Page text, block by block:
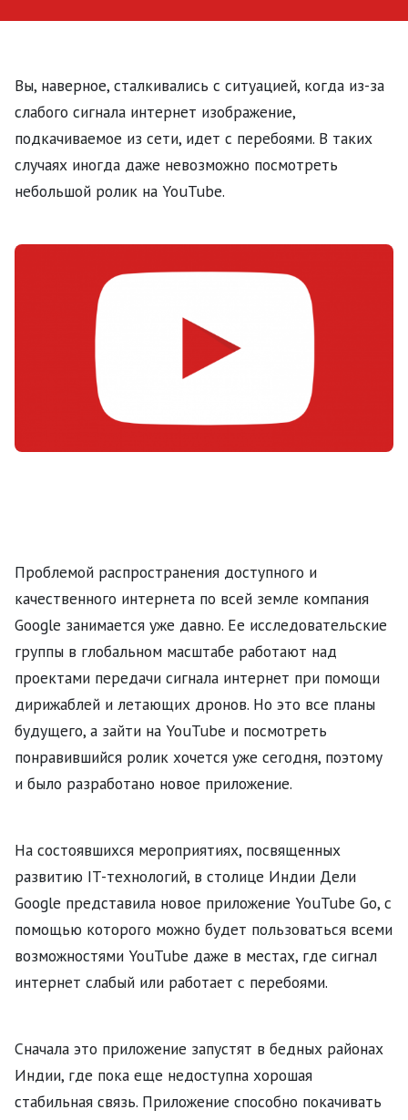
Вы, наверное, сталкивались с ситуацией, когда из-за
слабого сигнала интернет изображение,
подкачиваемое из сети, идет с перебоями. В таких
случаях иногда даже невозможно посмотреть
небольшой ролик на YouTube.
Проблемой распространения доступного и
качественного интернета по всей земле компания
Google занимается уже давно. Ее исследовательские
группы в глобальном масштабе работают над
проектами передачи сигнала интернет при помощи
дирижаблей и летающих дронов. Но это все планы
будущего, а зайти на YouTube и посмотреть
понравившийся ролик хочется уже сегодня, поэтому
и было разработано новое приложение.
На состоявшихся мероприятиях, посвященных
развитию IT-технологий, в столице Индии Дели
Google представила новое приложение YouTube Go, с
помощью которого можно будет пользоваться всеми
возможностями YouTube даже в местах, где сигнал
интернет слабый или работает с перебоями.
Сначала это приложение запустят в бедных районах
Индии, где пока еще недоступна хорошая
стабильная связь. Приложение способно покачивать